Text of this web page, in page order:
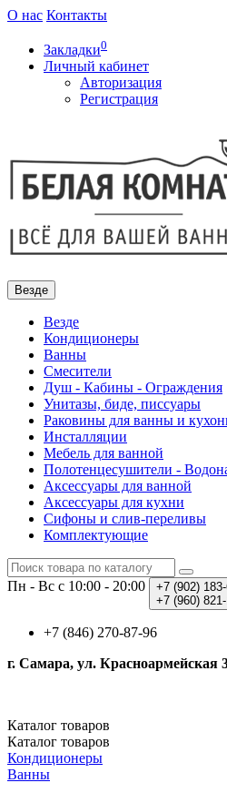
О нас Контакты
Закладки0
Личный кабинет
Авторизация
Регистрация
Везде
Везде
Кондиционеры
Ванны
Смесители
Душ - Кабины - Ограждения
Унитазы, биде, писсуары
Раковины для ванны и
Инсталляции
Мебель для ванной
Полотенцесушители -
Аксессуары для ванной
Аксессуары для кухни
Сифоны и слив-переливы
Комплектующие
Пн - Вс с 10:00 - 20:00 +7 (902)
+7 (960)
+7 (846) 270-87-96
г. Самара, ул. Красноармейская
Каталог товаров
Каталог товаров
Кондиционеры
Ванны